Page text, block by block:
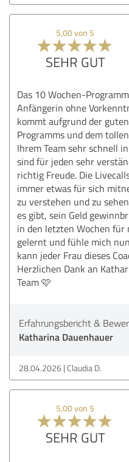
5,00 von 5
SEHR GUT
Das 10 Wochen-
Anfängerin ohne
kommt aufgrund der
Programms und dem
Ihrem Team sehr schnell
sind für jeden sehr
richtig Freude. Die
immer etwas für sich
zu verstehen und zu
es gibt, sein Geld
in den letzten Wochen für
gelernt und fühle mich
kann jeder Frau dieses
Herzlichen Dank an
Team 🩷
Erfahrungsbericht &
Katharina Dauenhauer
28.04.2026 Claudia D.
5,00 von 5
SEHR GUT